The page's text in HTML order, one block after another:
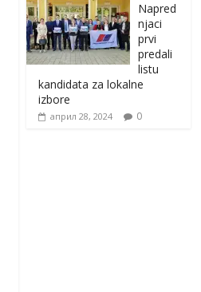
Napred
njaci
prvi
predali
listu
kandidata za lokalne
izbore
април 28, 2024 0